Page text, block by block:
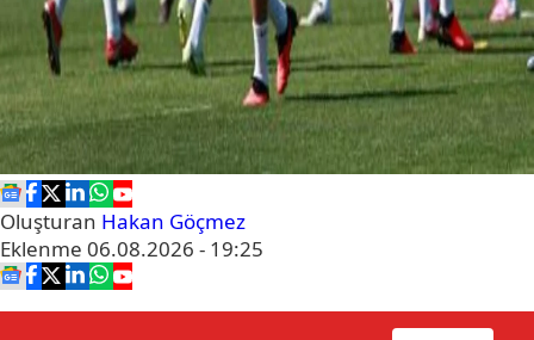
Oluşturan Hakan Göçmez
Eklenme 06.08.2026 - 19:25